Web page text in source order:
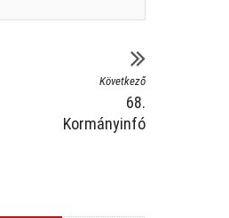
Következő
68.
Kormányinfó